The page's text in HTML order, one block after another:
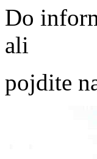
Do
ali
pojdite